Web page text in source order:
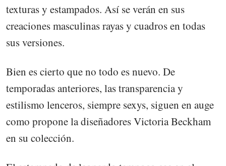
texturas y estampados. Así se verán en sus
creaciones masculinas rayas y cuadros en todas
sus versiones.
Bien es cierto que no todo es nuevo. De
temporadas anteriores, las transparencia y
estilismo lenceros, siempre sexys, siguen en auge
como propone la diseñadores Victoria Beckham
en su colección.